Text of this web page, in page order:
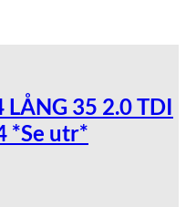
35 2.0 TDI
*Se utr*